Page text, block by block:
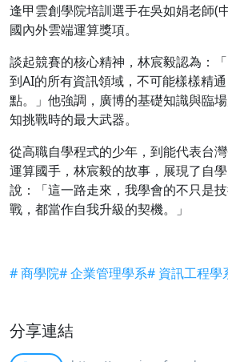
逢甲雲創學院培訓選手在吳如娟老師(
國內外雲端運算獎項。
談起競賽的核心精神，林宸毅認為：
到AI的所有資訊領域，不可能樣樣精
點。」他強調，廣博的基礎知識與臨
知挑戰時的最大武器。
從高職自學程式的少年，到能代表台
運算國手，林宸毅的故事，展現了自
說：「這一路走來，我學會的不只是
戰，都當作自我升級的契機。」
# 商學院# 企業管理學系# 資訊工程學
分享連結